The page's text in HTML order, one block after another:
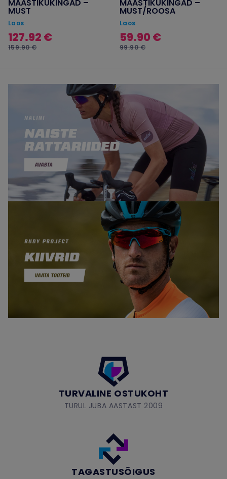
MAASTIKUKINGAD –
MUST
Laos
127.92 €
159.90 €
MAASTIKUKINGAD –
MUST/ROOSA
Laos
59.90 €
99.90 €
TURVALINE OSTUKOHT
TURUL JUBA AASTAST 2009
TAGASTUSÕIGUS